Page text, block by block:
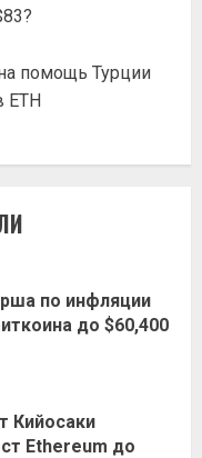
помощь Турции
ETH
по инфляции
до $60,400
Кийосаки
Ethereum до